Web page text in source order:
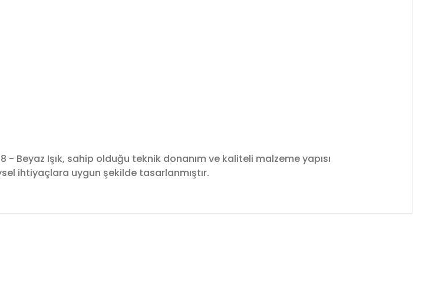
- Beyaz Işık, sahip olduğu teknik donanım ve kaliteli malzeme yapısı
ihtiyaçlara uygun şekilde tasarlanmıştır.